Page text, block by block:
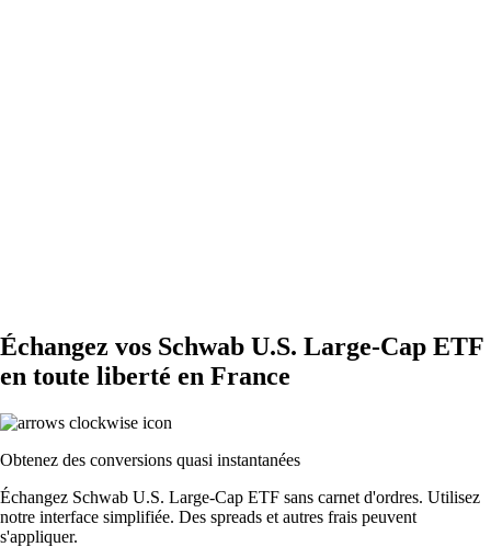
Échangez vos Schwab U.S. Large-Cap ETF
en toute liberté en France
Obtenez des conversions quasi instantanées
Échangez Schwab U.S. Large-Cap ETF sans carnet d'ordres. Utilisez
notre interface simplifiée. Des spreads et autres frais peuvent
s'appliquer.